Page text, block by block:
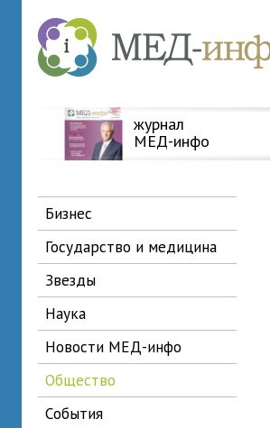
журнал
МЕД-инфо
бизнес
государство и медицина
звезды
наука
новости МЕД-инфо
общество
события